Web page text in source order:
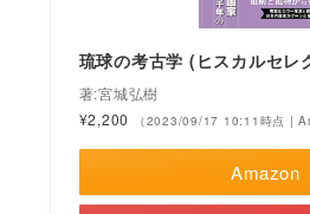
琉球の考古学 (ヒスカルセレ
著:宮城弘樹
¥2,200
（2023/09/17 10:11時点 |
Amazon